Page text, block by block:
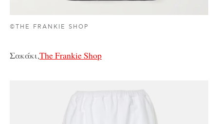
©THE FRANKIE SHOP
Σακάκι,The Frankie Shop